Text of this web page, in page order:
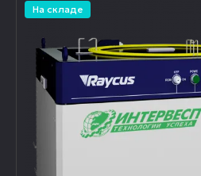
На складе